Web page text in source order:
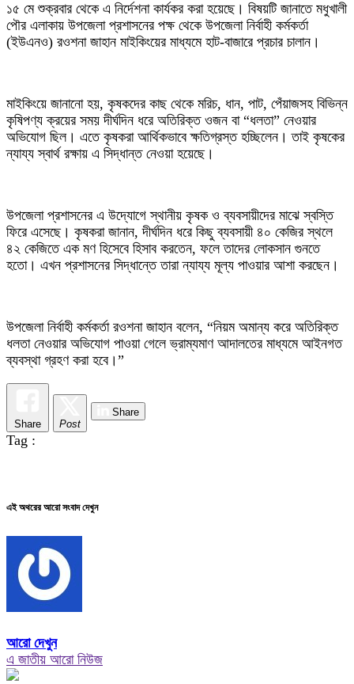
১৫ মে শুক্রবার থেকে এ নির্দেশনা কার্যকর করা হয়েছে। বিষয়টি জানাতে মধুখালী
পৌর এলাকায় উপজেলা প্রশাসনের পক্ষ থেকে উপজেলা নির্বাহী কর্মকর্তা
(ইউএনও) রওশনা জাহান মাইকিংয়ের মাধ্যমে হাট-বাজারে প্রচার চালান।
মাইকিংয়ে জানানো হয়, কৃষকদের কাছ থেকে মরিচ, ধান, পাট, পেঁয়াজসহ বিভিন্ন
কৃষিপণ্য ক্রয়ের সময় দীর্ঘদিন ধরে অতিরিক্ত ওজন বা “ধলতা” নেওয়ার
অভিযোগ ছিল। এতে কৃষকরা আর্থিকভাবে ক্ষতিগ্রস্ত হচ্ছিলেন। তাই কৃষকের
ন্যায্য স্বার্থ রক্ষায় এ সিদ্ধান্ত নেওয়া হয়েছে।
উপজেলা প্রশাসনের এ উদ্যোগে স্থানীয় কৃষক ও ব্যবসায়ীদের মাঝে স্বস্তি
ফিরে এসেছে। কৃষকরা জানান, দীর্ঘদিন ধরে কিছু ব্যবসায়ী ৪০ কেজির স্থলে
৪২ কেজিতে এক মণ হিসেবে হিসাব করতেন, ফলে তাদের লোকসান গুনতে
হতো। এখন প্রশাসনের সিদ্ধান্তে তারা ন্যায্য মূল্য পাওয়ার আশা করছেন।
উপজেলা নির্বাহী কর্মকর্তা রওশনা জাহান বলেন, “নিয়ম অমান্য করে অতিরিক্ত
ধলতা নেওয়ার অভিযোগ পাওয়া গেলে ভ্রাম্যমাণ আদালতের মাধ্যমে আইনগত
ব্যবস্থা গ্রহণ করা হবে।”
Share Post
Share
Tag :
এই অথরের আরো সংবাদ দেখুন
আরো দেখুন
এ জাতীয় আরো নিউজ